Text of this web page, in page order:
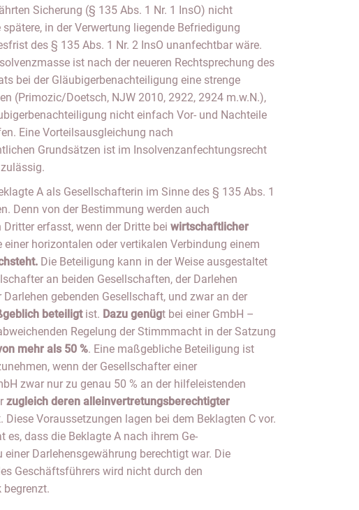
Sicherung (§ 135 Abs. 1 Nr. 1 InsO) nicht
in der Verwertung liegende Befriedigung
des § 135 Abs. 1 Nr. 2 InsO unanfechtbar wäre.
ist nach der neueren Rechtsprechung des
bei der Gläubigerbenachteiligung eine strenge
(Primozic/Doetsch, NJW 2010, 2922, 2924 m.w.N.),
nicht einfach Vor- und Nachteile
Eine Vorteilsausgleichung nach
Grundsätzen ist im Insolvenzanfechtungsrecht
A als Gesellschafterin im Sinne des § 135 Abs. 1
Denn von der Bestimmung werden auch
erfasst, wenn der Dritte bei wirtschaftlicher
einer horizontalen oder vertikalen Verbindung einem
Die Beteiligung kann in der Weise ausgestaltet
an beiden Gesellschaften, der Darlehen
Darlehen gebenden Gesellschaft, und zwar an der
beteiligtist. Dazu genügt bei einer GmbH –
Regelung der Stimmmacht in der Satzung
mehr als 50 %. Eine maßgebliche Beteiligung ist
wenn der Gesellschafter einer
zwar nur zu genau 50 % an der hilfeleistenden
zugleich deren alleinvertretungsberechtigter
Diese Voraussetzungen lagen bei dem Beklagten C vor.
es, dass die Beklagte A nach ihrem Ge-
Darlehensgewährung berechtigt war. Die
Geschäftsführers wird nicht durch den
begrenzt.